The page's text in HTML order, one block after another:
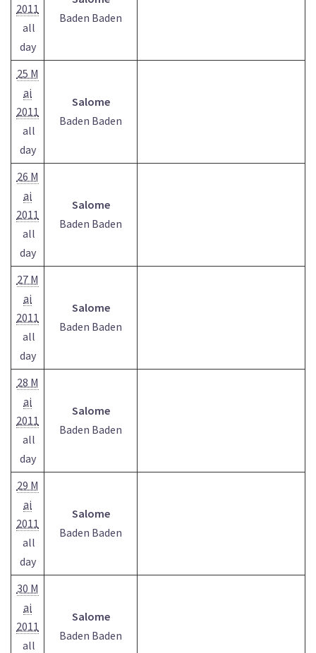
2011
all
day
Baden Baden
25 M
ai
2011
all
day
Salome
Baden Baden
26 M
ai
2011
all
day
Salome
Baden Baden
27 M
ai
2011
all
day
Salome
Baden Baden
28 M
ai
2011
all
day
Salome
Baden Baden
29 M
ai
2011
all
day
Salome
Baden Baden
30 M
ai
2011
all
Salome
Baden Baden